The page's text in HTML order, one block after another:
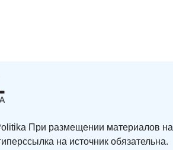
При размещении материалов на
на источник обязательна.